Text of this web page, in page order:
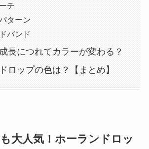
チ
ターン
バンド
長につれてカラーが変わる？
ロップの色は？【まとめ】
大人気！ホーランドロッ